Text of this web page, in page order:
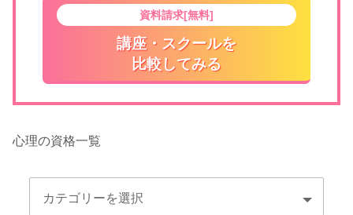
資料請求[無料]
講座・スクールを
比較してみる
心理の資格一覧